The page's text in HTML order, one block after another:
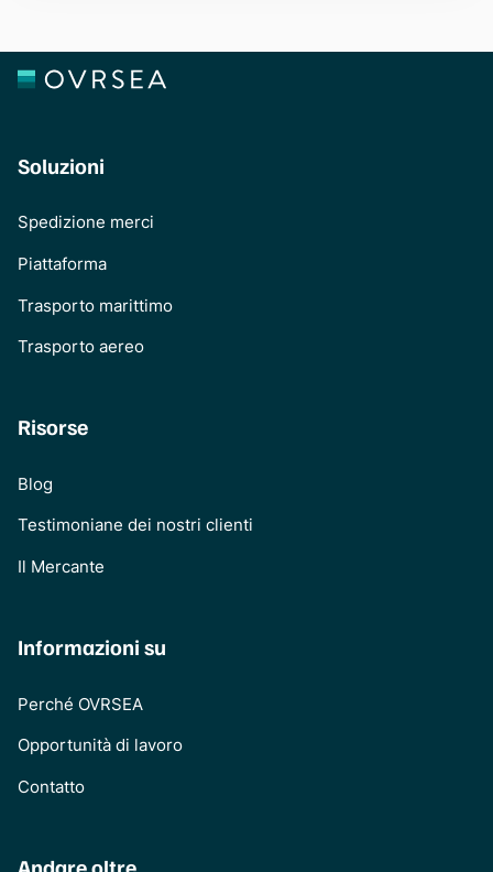
Soluzioni
Spedizione merci
Piattaforma
Trasporto marittimo
Trasporto aereo
Risorse
Blog
Testimoniane dei nostri clienti
Il Mercante
Informazioni su
Perché OVRSEA
Opportunità di lavoro
Contatto
Andare oltre